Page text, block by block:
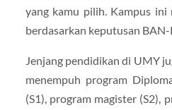
yang kamu pilih. Kampus
berdasarkan keputusan BAN-
Jenjang pendidikan di UMY
menempuh program
(S1), program magister (S2),